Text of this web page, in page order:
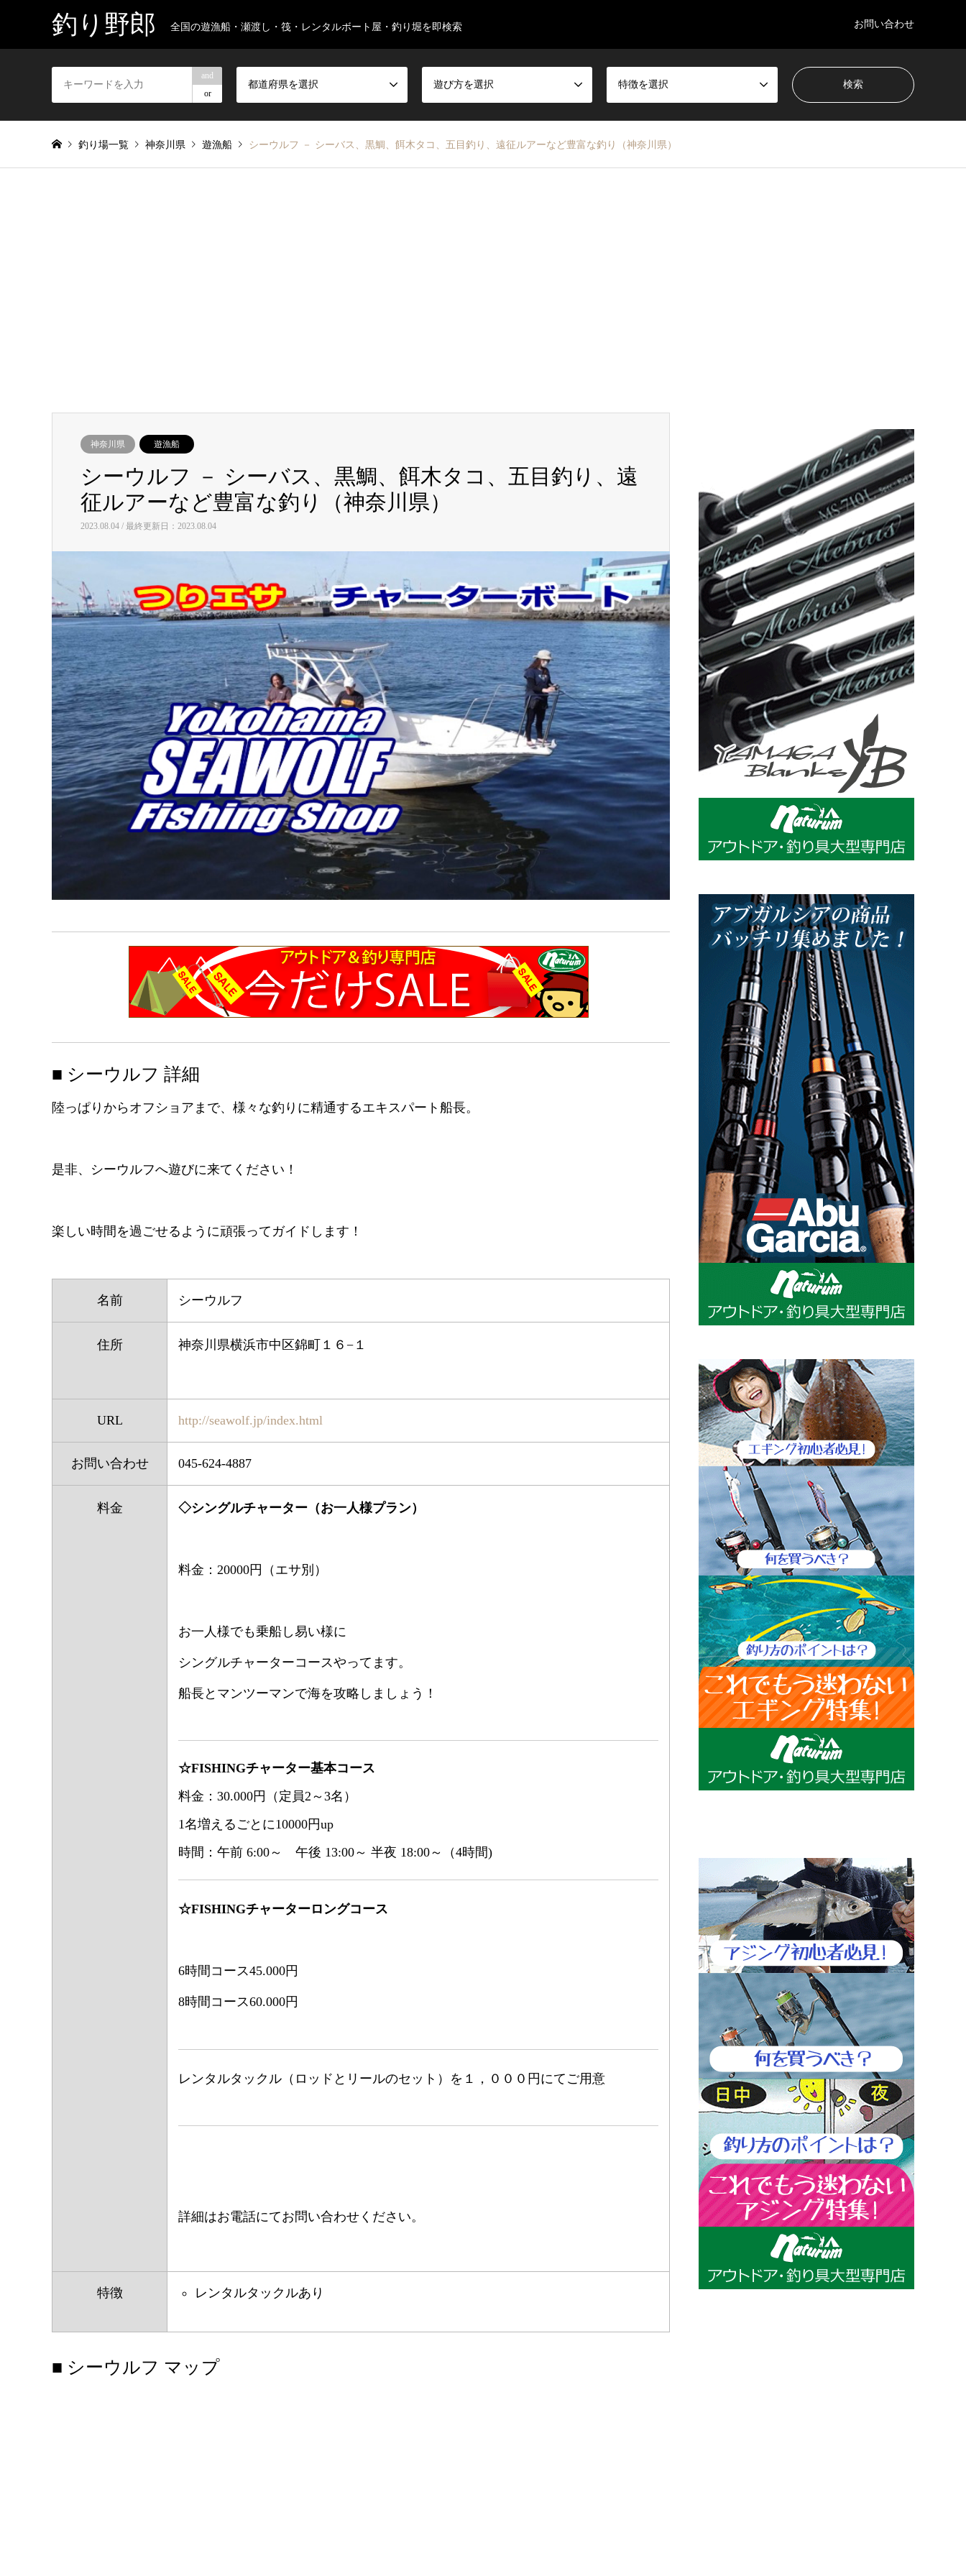
釣り野郎 全国の遊漁船・瀬渡し・筏・レンタルボート屋・釣り堀を即検索 お問い合わせ
and
or
都道府県を選択 遊び方を選択 特徴を選択
釣り場一覧 神奈川県 遊漁船 シーウルフ － シーバス、黒鯛、餌木タコ、五目釣り、遠征ルアーなど豊富な釣り（神奈川県）
神奈川県 遊漁船
シーウルフ － シーバス、黒鯛、餌木タコ、五目釣り、遠
征ルアーなど豊富な釣り（神奈川県）
2023.08.04 / 最終更新日：2023.08.04
■ シーウルフ 詳細
陸っぱりからオフショアまで、様々な釣りに精通するエキスパート船長。
是非、シーウルフへ遊びに来てください！
楽しい時間を過ごせるように頑張ってガイドします！
名前 シーウルフ
住所 神奈川県横浜市中区錦町１６−１
URL http://seawolf.jp/index.html
お問い合わせ 045-624-4887
料金 ◇シングルチャーター（お一人様プラン）
料金：20000円（エサ別）
お一人様でも乗船し易い様に
シングルチャーターコースやってます。
船長とマンツーマンで海を攻略しましょう！
☆FISHINGチャーター基本コース
料金：30.000円（定員2～3名）
1名増えるごとに10000円up
時間：午前 6:00～ 午後 13:00～ 半夜 18:00～（4時間)
☆FISHINGチャーターロングコース
6時間コース45.000円
8時間コース60.000円
レンタルタックル（ロッドとリールのセット）を１，０００円にてご用意
詳細はお電話にてお問い合わせください。
特徴 レンタルタックルあり
■ シーウルフ マップ